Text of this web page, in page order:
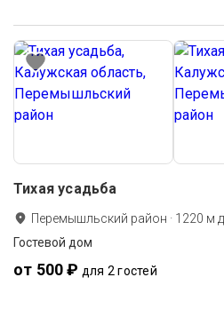
Тихая усадьба
Перемышльский район · 1220 м
Гостевой дом
от 500 ₽ для 2 гостей